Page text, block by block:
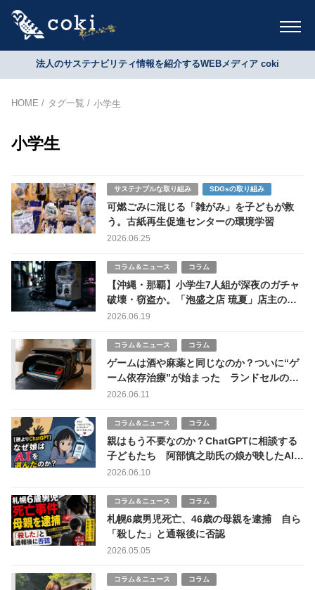
法人のサステナビリティ情報を紹介するWEBメディア coki
HOME タグ一覧 小学生
小学生
サステナブルな取り組み SDGsの取り組み
可燃ごみに混じる「雑がみ」を子どもが救
う。古紙再生促進センターの環境学習
2026.06.25
コラム＆ニュース コラム
【沖縄・那覇】小学生7人組が深夜のガチャ
破壊・窃盗か。「泡盛之店 琉夏」店主の悲
痛な訴え
2026.06.19
コラム＆ニュース コラム
ゲームは酒や麻薬と同じなのか？ついに“ゲ
ーム依存治療”が始まった ランドセルの中
にデジタル麻薬
2026.06.11
コラム＆ニュース コラム
親はもう不要なのか？ChatGPTに相談する
子どもたち 阿部慎之助氏の娘が映したAI時
代の親子関係
2026.06.10
コラム＆ニュース コラム
札幌6歳男児死亡、46歳の母親を逮捕 自ら
「殺した」と通報後に否認
2026.05.05
コラム＆ニュース コラム